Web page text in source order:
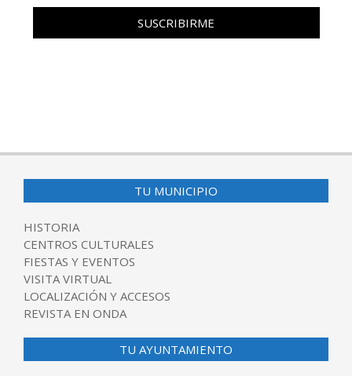
TU MUNICIPIO
HISTORIA
CENTROS CULTURALES
FIESTAS Y EVENTOS
VISITA VIRTUAL
LOCALIZACIÓN Y ACCESOS
REVISTA EN ONDA
TU AYUNTAMIENTO